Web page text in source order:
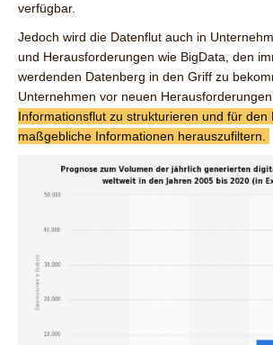
verfügbar.
Jedoch wird die Datenflut auch in
und Herausforderungen wie BigData, den
werdenden Datenberg in den Griff zu
Unternehmen vor neuen
Informationsflut zu strukturieren und für den
maßgebliche Informationen herauszufiltern.